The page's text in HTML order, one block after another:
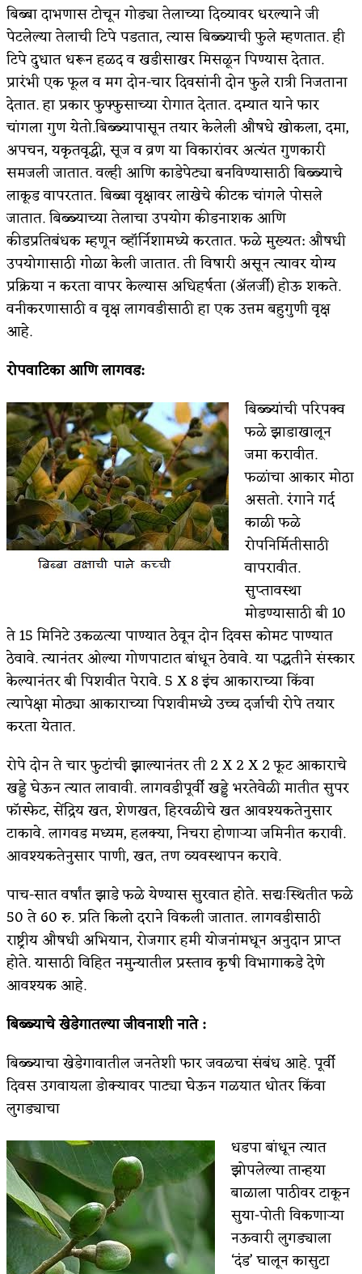
बिब्बा दाभणास टोचून गोड्या तेलाच्या दिव्यावर धरल्याने जी
पेटलेल्या तेलाची टिपे पडतात, त्यास बिब्ब्याची फुले म्हणतात. ही
टिपे दुधात धरून हळद व खडीसाखर मिसळून पिण्यास देतात.
प्रारंभी एक फूल व मग दोन-चार दिवसांनी दोन फुले रात्री निजताना
देतात. हा प्रकार फुफ्फुसाच्या रोगात देतात. दम्यात याने फार
चांगला गुण येतो.बिब्ब्यापासून तयार केलेली औषधे खोकला, दमा,
अपचन, यकृतवृद्धी, सूज व व्रण या विकारांवर अत्यंत गुणकारी
समजली जातात. वल्ही आणि काडेपेट्या बनविण्यासाठी बिब्ब्याचे
लाकूड वापरतात. बिब्बा वृक्षावर लाखेचे कीटक चांगले पोसले
जातात. बिब्ब्याच्या तेलाचा उपयोग कीडनाशक आणि
कीडप्रतिबंधक म्हणून व्हॉर्निशामध्ये करतात. फळे मुख्यत: औषधी
उपयोगासाठी गोळा केली जातात. ती विषारी असून त्यावर योग्य
प्रक्रिया न करता वापर केल्यास अधिहर्षता (ॲलर्जी) होऊ शकते.
वनीकरणासाठी व वृक्ष लागवडीसाठी हा एक उत्तम बहुगुणी वृक्ष
आहे.
रोपवाटिका आणि लागवड:
बिब्ब्यांची परिपक्व
फळे झाडाखालून
जमा करावीत.
फळांचा आकार मोठा
असतो. रंगाने गर्द
काळी फळे
रोपनिर्मितीसाठी
वापरावीत.
सुप्तावस्था
मोडण्यासाठी बी 10
ते 15 मिनिटे उकळत्या पाण्यात ठेवून दोन दिवस कोमट पाण्यात
ठेवावे. त्यानंतर ओल्या गोणपाटात बांधून ठेवावे. या पद्धतीने संस्कार
केल्यानंतर बी पिशवीत पेरावे. 5 X 8 इंच आकाराच्या किंवा
त्यापेक्षा मोठ्या आकाराच्या पिशवीमध्ये उच्च दर्जाची रोपे तयार
करता येतात.
रोपे दोन ते चार फुटांची झाल्यानंतर ती 2 X 2 X 2 फूट आकाराचे
खड्डे घेऊन त्यात लावावी. लागवडीपूर्वी खड्डे भरतेवेळी मातीत सुपर
फॉस्फेट, सेंद्रिय खत, शेणखत, हिरवळीचे खत आवश्‍यकतेनुसार
टाकावे. लागवड मध्यम, हलक्‍या, निचरा होणाऱ्या जमिनीत करावी.
आवश्‍यकतेनुसार पाणी, खत, तण व्यवस्थापन करावे.
पाच-सात वर्षांत झाडे फळे येण्यास सुरवात होते. सद्यःस्थितीत फळे
50 ते 60 रु. प्रति किलो दराने विकली जातात. लागवडीसाठी
राष्ट्रीय औषधी अभियान, रोजगार हमी योजनांमधून अनुदान प्राप्त
होते. यासाठी विहित नमुन्यातील प्रस्ताव कृषी विभागाकडे देणे
आवश्‍यक आहे.
बिब्ब्याचे खेडेगातल्या जीवनाशी नाते :
बिब्ब्याचा खेडेगावातील जनतेशी फार जवळचा संबंध आहे. पूर्वी
दिवस उगवायला डोक्यावर पाट्या घेऊन गळयात धोतर किंवा
लुगड्याचा
धडपा बांधून त्यात
झोपलेल्या तान्हया
बाळाला पाठीवर टाकून
सुया-पोती विकणाऱ्या
नऊवारी लुगड्याला
‘दंड’ घालून कासुटा